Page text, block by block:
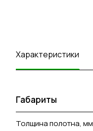
Характеристики
Габариты
Толщина полотна, мм